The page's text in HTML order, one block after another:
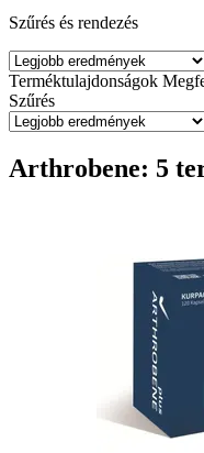
Szűrés és rendezés
Terméktulajdonságok
Szűrés
Arthrobene: 5